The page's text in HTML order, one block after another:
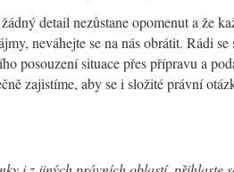
detail nezůstane opomenut a že
neváhejte se na nás obrátit. Rádi
posouzení situace přes přípravu a
zajistíme, aby se i složité právní